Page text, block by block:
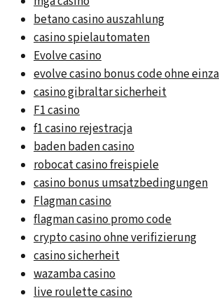
betano casino auszahlung
casino spielautomaten
Evolve casino
evolve casino bonus code ohne
casino gibraltar sicherheit
F1 casino
f1 casino rejestracja
baden baden casino
robocat casino freispiele
casino bonus umsatzbedingungen
Flagman casino
flagman casino promo code
crypto casino ohne verifizierung
casino sicherheit
wazamba casino
live roulette casino